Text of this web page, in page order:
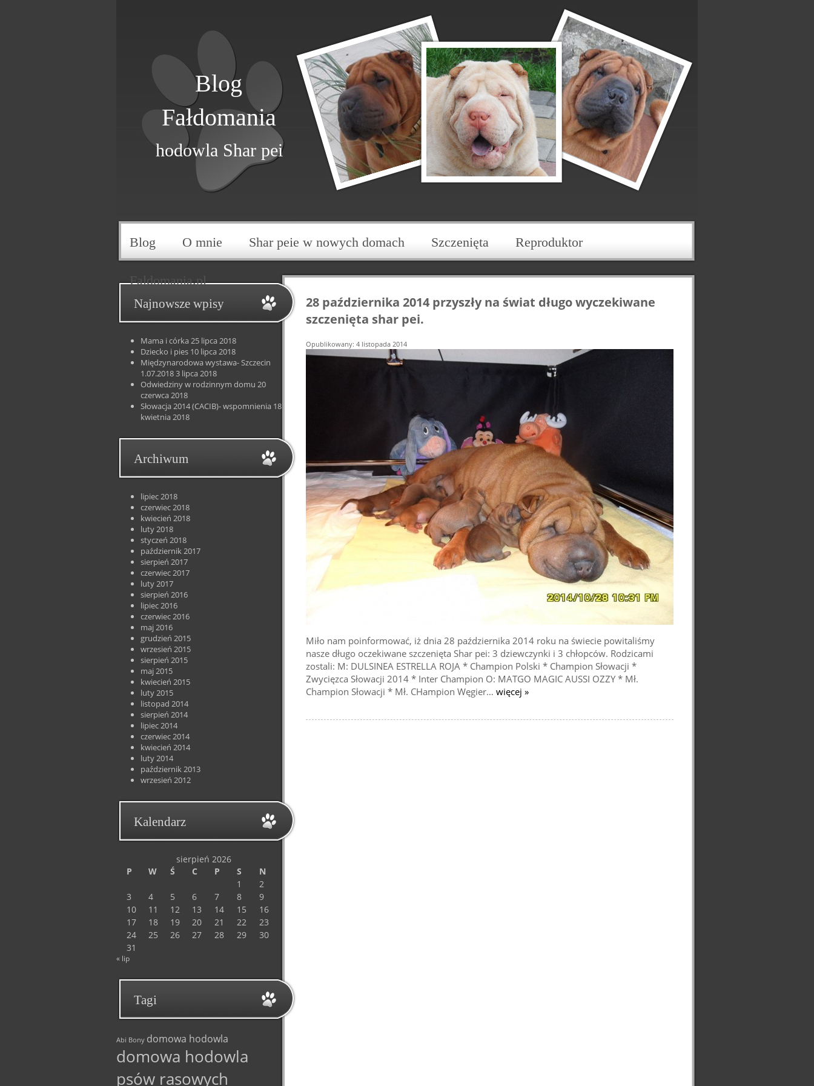
Blog
Fałdomania
hodowla Shar pei
Blog O mnie Shar peie w nowych domach Szczenięta Reproduktor
Faldomania.pl
Najnowsze wpisy
Mama i córka 25 lipca 2018
Dziecko i pies 10 lipca 2018
Międzynarodowa wystawa- Szczecin
1.07.20183 lipca 2018
Odwiedziny w rodzinnym domu 20
czerwca 2018
Słowacja 2014 (CACIB)- wspomnienia 18
kwietnia 2018
Archiwum
lipiec 2018
czerwiec 2018
kwiecień 2018
luty 2018
styczeń 2018
październik 2017
sierpień 2017
czerwiec 2017
luty 2017
sierpień 2016
lipiec 2016
czerwiec 2016
maj 2016
grudzień 2015
wrzesień 2015
sierpień 2015
maj 2015
kwiecień 2015
luty 2015
listopad 2014
sierpień 2014
lipiec 2014
czerwiec 2014
kwiecień 2014
luty 2014
październik 2013
wrzesień 2012
Kalendarz
sierpień 2026
P
W Ś C P S
N
1
2
3
4 5 6 7 8
9
10
11 12 13 14 15
16
17
18 19 20 21 22
23
24
25 26 27 28 29
30
31
« lip
Tagi
Abi Bony domowa hodowla
domowa hodowla
psów rasowych
28 października 2014 przyszły na świat długo wyczekiwane
szczenięta shar pei.
Opublikowany: 4 listopada 2014
Miło nam poinformować, iż dnia 28 października 2014 roku na świecie powitaliśmy
nasze długo oczekiwane szczenięta Shar pei: 3 dziewczynki i 3 chłopców. Rodzicami
zostali: M: DULSINEA ESTRELLA ROJA * Champion Polski * Champion Słowacji *
Zwycięzca Słowacji 2014 * Inter Champion O: MATGO MAGIC AUSSI OZZY * Mł.
Champion Słowacji * Mł. CHampion Węgier… więcej »